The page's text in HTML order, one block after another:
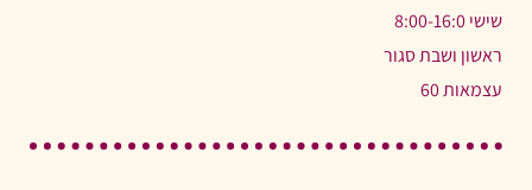
שישי 8:00-16:0
ראשון ושבת סגור
עצמאות 60